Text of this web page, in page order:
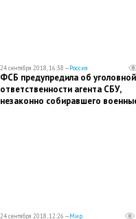
24 сентября 2018, 16:38 —Россия
ФСБ предупредила об уголовной
ответственности агента СБУ,
незаконно собиравшего
24 сентября 2018, 12:26 —Мир